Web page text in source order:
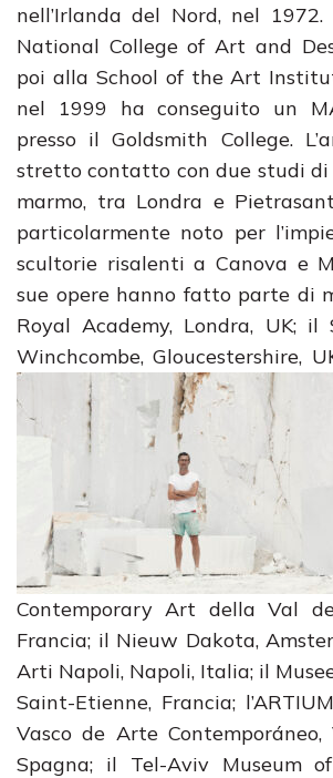
nell’Irlanda del Nord, nel
National College of Art and
poi alla School of the Art
nel 1999 ha conseguito un
presso il Goldsmith College.
stretto contatto con due studi di
marmo, tra Londra e
particolarmente noto per
scultorie risalenti a Canova e
sue opere hanno fatto parte di
Royal Academy, Londra, UK; il
Winchcombe,Gloucestershire,
Contemporary Art della Val
Francia; il Nieuw Dakota,
Arti Napoli, Napoli, Italia; il
Saint-Etienne, Francia;
Vasco de Arte Contemporáneo,
Spagna; il Tel-Aviv Museum